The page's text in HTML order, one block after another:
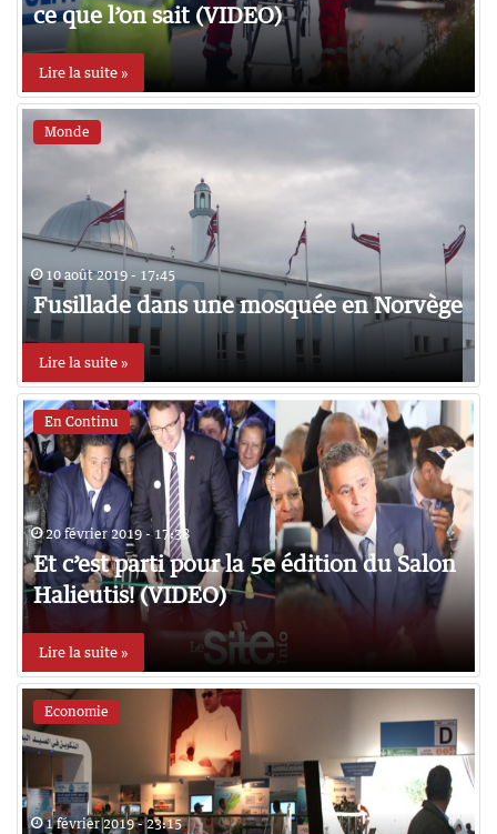
ce que l’on sait (VIDEO)
Lire la suite »
Monde
10 août 2019 - 17:45
Fusillade dans une mosquée en Norvège
Lire la suite »
En Continu
20 février 2019 - 17:38
Et c’est parti pour la 5e édition du Salon
Halieutis! (VIDEO)
Lire la suite »
Economie
1 février 2019 - 23:15